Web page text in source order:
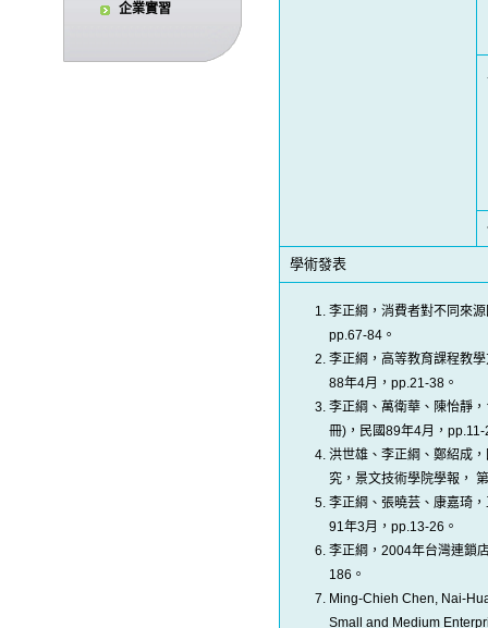
企業實習
學術發表
李正綱，消費者對不同來
pp.67-84。
李正綱，高等教育課程教
88年4月，pp.21-38。
李正綱、萬衛華、陳怡靜
冊)，民國89年4月，pp.11-
洪世雄、李正綱、鄭紹成
究，景文技術學院學報，
李正綱、張曉芸、康嘉琦
91年3月，pp.13-26。
李正綱，2004年台灣連鎖
186。
Ming-Chieh Chen, Nai-
Small and Medium